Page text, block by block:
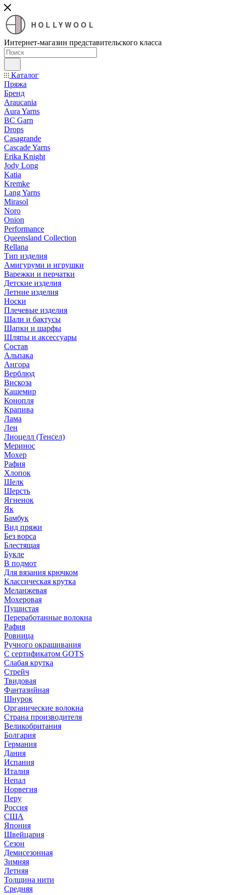
HOLLYWOOL
Интернет-магазин представительского класса
Каталог
Пряжа
Бренд
Araucania
Aura Yarns
BC Garn
Drops
Casagrande
Cascade Yarns
Erika Knight
Jody Long
Katia
Kremke
Lang Yarns
Mirasol
Noro
Onion
Performance
Queensland Collection
Rellana
Тип изделия
Амигуруми и игрушки
Варежки и перчатки
Детские изделия
Летние изделия
Носки
Плечевые изделия
Шали и бактусы
Шапки и шарфы
Шляпы и аксессуары
Состав
Альпака
Ангора
Верблюд
Вискоза
Кашемир
Конопля
Крапива
Лама
Лен
Лиоцелл (Тенсел)
Меринос
Мохер
Рафия
Хлопок
Шелк
Шерсть
Ягненок
Як
Бамбук
Вид пряжи
Без ворса
Блестящая
Букле
В подмот
Для вязания крючком
Классическая крутка
Меланжевая
Мохеровая
Пушистая
Переработанные волокна
Рафия
Ровница
Ручного окрашивания
С сертификатом GOTS
Слабая крутка
Стрейч
Твидовая
Фантазийная
Шнурок
Органические волокна
Страна производителя
Великобритания
Болгария
Германия
Дания
Испания
Италия
Непал
Норвегия
Перу
Россия
США
Япония
Швейцария
Сезон
Демисезонная
Зимняя
Летняя
Толщина нити
Средняя